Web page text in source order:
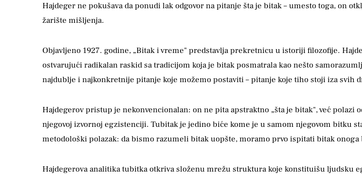
Hajdeger ne pokušava da ponudi lak odgovor na pitanje šta je bitak – umesto toga, on
žarište mišljenja.
Objavljeno 1927. godine, „Bitak i vreme" predstavlja prekretnicu u istoriji filozofije.
ostvarujući radikalan raskid sa tradicijom koja je bitak posmatrala kao nešto
najdublje i najkonkretnije pitanje koje možemo postaviti – pitanje koje tiho stoji iza
Hajdegerov pristup je nekonvencionalan: on ne pita apstraktno „šta je bitak", već
njegovoj izvornoj egzistenciji. Tubitak je jedino biće kome je u samom njegovom bitku
metodološki polazak: da bismo razumeli bitak uopšte, moramo prvo ispitati bitak
Hajdegerova analitika tubitka otkriva složenu mrežu struktura koje konstituišu ljudsku